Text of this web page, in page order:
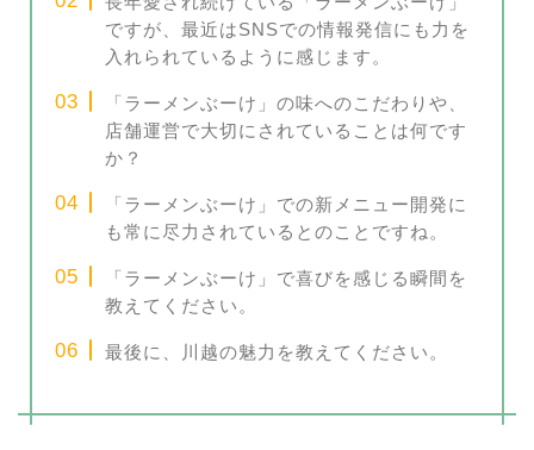
ですが、最近はSNSでの情報発信にも力を
入れられているように感じます。
「ラーメンぶーけ」の味へのこだわりや、
店舗運営で大切にされていることは何です
か？
「ラーメンぶーけ」での新メニュー開発に
も常に尽力されているとのことですね。
「ラーメンぶーけ」で喜びを感じる瞬間を
教えてください。
最後に、川越の魅力を教えてください。